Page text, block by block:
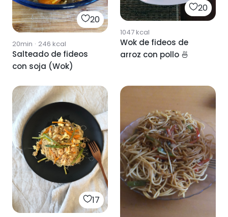
20
20min · 246 kcal
Salteado de fideos
con soja (Wok)
20
1047kcal
Wok de fideos de
arroz con pollo 🍜
17